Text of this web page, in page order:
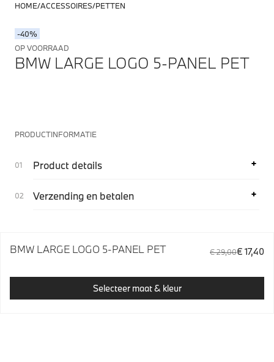
HOME ACCESSOIRES PETTEN
-40%
OP VOORRAAD
BMW LARGE LOGO 5-PANEL PET
PRODUCTINFORMATIE
Product details
Verzending en betalen
BMW LARGE LOGO 5-PANEL PET € 29,00€ 17,40
Selecteer maat & kleur